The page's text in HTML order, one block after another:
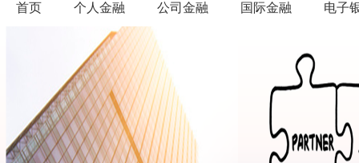
首页 个人金融 公司金融 国际金融 电子